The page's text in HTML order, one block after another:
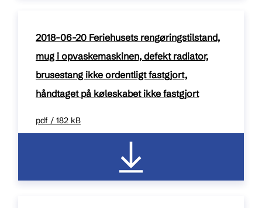
2018-06-20 Feriehusets rengøringstilstand,
mug i opvaskemaskinen, defekt radiator,
brusestang ikke ordentligt fastgjort,
håndtaget på køleskabet ikke fastgjort
pdf / 182 kB